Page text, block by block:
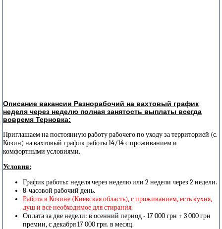
Описание вакансии Разнорабочий на вахтовый график
неделя через неделю полная занятость выплаты всегда
вовремя Терновка:
Приглашаем на постоянную работу рабочего по уходу за территорией (с.
Козин) на вахтовый график работы 14/14 с проживанием и
комфортными условиями.
Условия:
График работы: неделя через неделю или 2 недели через 2 недели.
8-часовой рабочий день.
Работа в Козине (Киевская область), с проживанием, есть кухня,
душ и все необходимое для стирания.
Оплата за две недели: в осенний период - 17 000 грн + 3 000 грн
премии, с декабря 17 000 грн. в месяц.